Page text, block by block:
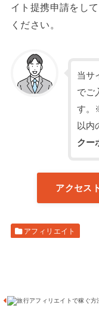
イト提携申請をし
ください。
当サ
でご
す。
以内
クー
アクセス
アフィリエイト